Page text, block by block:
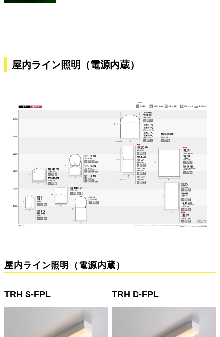
屋内ライン照明（電源内蔵）
屋内ライン照明（電源内蔵）
TRH S-FPL TRH D-FPL